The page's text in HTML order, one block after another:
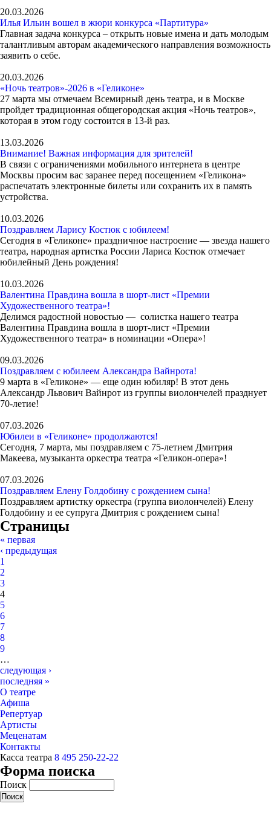
20.03.2026
Илья Ильин вошел в жюри конкурса «Партитура»
Главная задача конкурса – открыть новые имена и дать молодым
талантливым авторам академического направления возможность
заявить о себе.
20.03.2026
«Ночь театров»-2026 в «Геликоне»
27 марта мы отмечаем Всемирный день театра, и в Москве
пройдет традиционная общегородская акция «Ночь театров»,
которая в этом году состоится в 13-й раз.
13.03.2026
Внимание! Важная информация для зрителей!
В связи с ограничениями мобильного интернета в центре
Москвы просим вас заранее перед посещением «Геликона»
распечатать электронные билеты или сохранить их в память
устройства.
10.03.2026
Поздравляем Ларису Костюк с юбилеем!
Сегодня в «Геликоне» праздничное настроение — звезда нашего
театра, народная артистка России Лариса Костюк отмечает
юбилейный День рождения!
10.03.2026
Валентина Правдина вошла в шорт-лист «Премии
Художественного театра»!
Делимся радостной новостью — солистка нашего театра
Валентина Правдина вошла в шорт-лист «Премии
Художественного театра» в номинации «Опера»!
09.03.2026
Поздравляем с юбилеем Александра Вайнрота!
9 марта в «Геликоне» — еще один юбиляр! В этот день
Александр Львович Вайнрот из группы виолончелей празднует
70-летие!
07.03.2026
Юбилеи в «Геликоне» продолжаются!
Сегодня, 7 марта, мы поздравляем с 75-летием Дмитрия
Макеева, музыканта оркестра театра «Геликон-опера»!
07.03.2026
Поздравляем Елену Голдобину с рождением сына!
Поздравляем артистку оркестра (группа виолончелей) Елену
Голдобину и ее супруга Дмитрия с рождением сына!
Страницы
« первая
‹ предыдущая
1
2
3
4
5
6
7
8
9
…
следующая ›
последняя »
О театре
Афиша
Репертуар
Артисты
Меценатам
Контакты
Касса театра 8 495 250-22-22
Форма поиска
Поиск